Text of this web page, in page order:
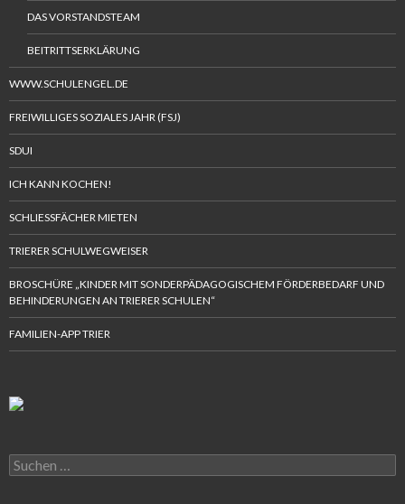
DAS VORSTANDSTEAM
BEITRITTSERKLÄRUNG
WWW.SCHULENGEL.DE
FREIWILLIGES SOZIALES JAHR (FSJ)
SDUI
ICH KANN KOCHEN!
SCHLIESSFÄCHER MIETEN
TRIERER SCHULWEGWEISER
BROSCHÜRE „KINDER MIT SONDERPÄDAGOGISCHEM FÖRDERBEDARF UND
BEHINDERUNGEN AN TRIERER SCHULEN“
FAMILIEN-APP TRIER
Suchen
nach: